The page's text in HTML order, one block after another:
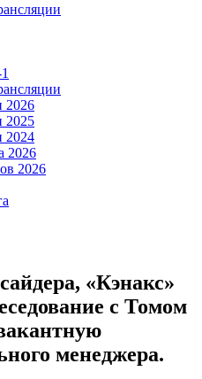
2026
2025
2024
2026
2026
«Кэнакс»
с Томом
менеджера.